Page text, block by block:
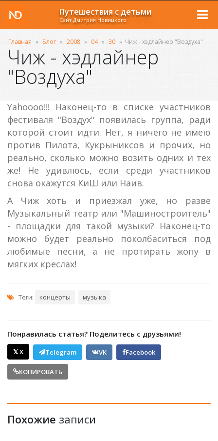
Путешествия с детьми
Сайт Дмитрия Новицкого
Главная » Блог » 2008 » 04 » 30 » Чиж - хэдлайнер "Воздуха"
Чиж - хэдлайнер
"Воздуха"
Yahoooo!!! Наконец-то в списке участников
фестиваля "Воздух" появилась группа, ради
которой стоит идти. Нет, я ничего не имею
против Пилота, Кукрыниксов и прочих, но
реально, сколько можно возить одних и тех
же! Не удивлюсь, если среди участников
снова окажутся КиШ или Наив.
А Чиж хоть и приезжал уже, но разве
Музыкальный театр или "Машиностроитель"
- площадки для такой музыки? Наконец-то
можно будет реально поколбаситься под
любимые песни, а не протирать жопу в
мягких креслах!
Теги: концерты музыка
Понравилась статья? Поделитесь с друзьями!
𝕏 X Telegram VK Facebook
КОПИРОВАТЬ
Похожие записи